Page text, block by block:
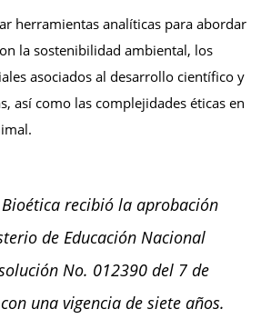
herramientas analíticas para abordar
la sostenibilidad ambiental, los
asociados al desarrollo científico y
así como las complejidades éticas en
recibió la aprobación
de Educación Nacional
No. 012390 del 7 de
una vigencia de siete años.